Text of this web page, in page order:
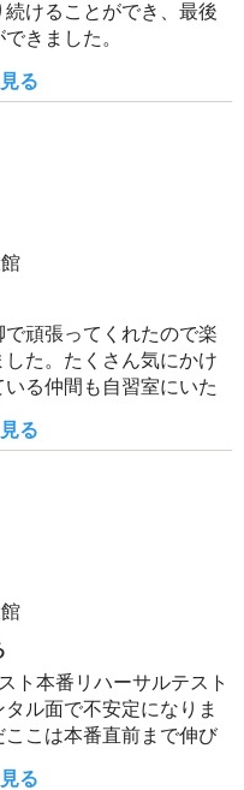
けることができ、最後
きました。
る
頑張ってくれたので楽
た。たくさん気にかけ
る仲間も自習室にいた
る
ト本番リハーサルテスト
ル面で不安定になりま
こは本番直前まで伸び
る